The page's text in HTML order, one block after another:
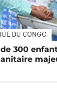
DU CONGO
300